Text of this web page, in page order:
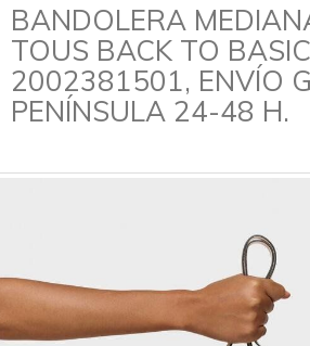
BANDOLERA
TOUS BACK TO
2002381501, ENVÍO
PENÍNSULA 24-48 H.